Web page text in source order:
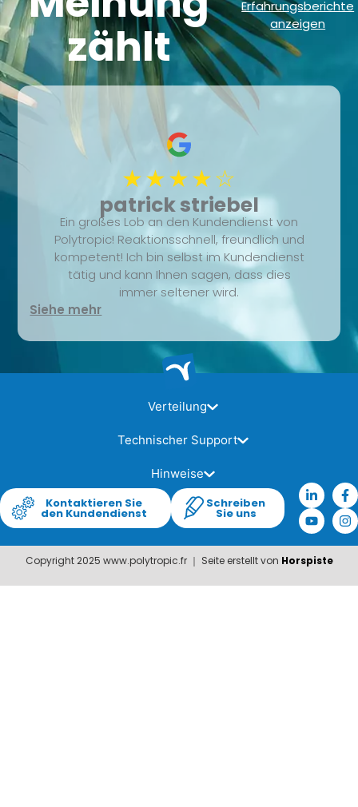
zählt
Erfahrungsberichte
anzeigen
★★★★☆
patrick striebel
Ein großes Lob an den Kundendienst von
Polytropic! Reaktionsschnell, freundlich und
kompetent! Ich bin selbst im Kundendienst
tätig und kann Ihnen sagen, dass dies
immer seltener wird.
Siehe mehr
Verteilung
Technischer Support
Hinweise
Kontaktieren Sie
den Kundendienst
Schreiben
Sie uns
Copyright 2025 www.polytropic.fr ｜ Seite erstellt von Horspiste